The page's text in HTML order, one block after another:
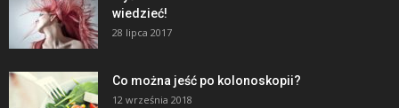
wiedzieć!
28 lipca 2017
Co można jeść po kolonoskopii?
12 września 2018